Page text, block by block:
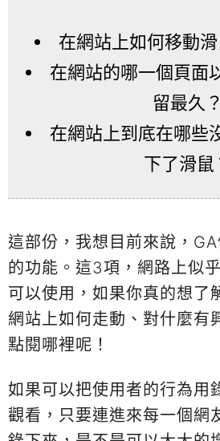
在網站上如何移動
在網站的哪一個頁面
留最久？
在網站上到底在哪些
下了滑鼠
這部份，我想目前來說，
的功能。這3項，網路上似
可以使用，如果你真的想了
網站上如何走動、對什麼有
點閱哪裡呢！
如果可以把使用者的行為用
觀看，只要連進來每一個網